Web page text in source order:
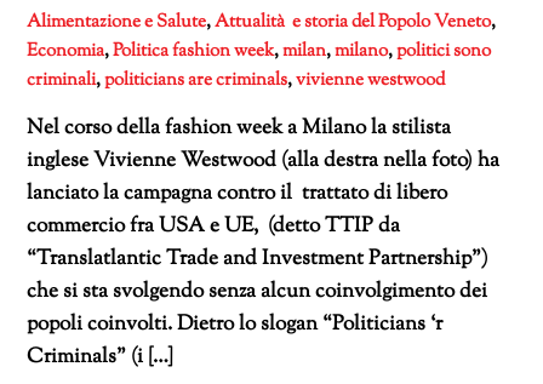
Alimentazione e Salute,Attualità e storia del Popolo Veneto,
Economia,Politicafashion week,milan,milano,politici sono
criminali,politicians are criminals,vivienne westwood
Nel corso della fashion week a Milano la stilista
inglese Vivienne Westwood (alla destra nella foto) ha
lanciato la campagna contro il trattato di libero
commercio fra USA e UE, (detto TTIP da
“Translatlantic Trade and Investment Partnership”)
che si sta svolgendo senza alcun coinvolgimento dei
popoli coinvolti. Dietro lo slogan “Politicians ‘r
Criminals” (i […]